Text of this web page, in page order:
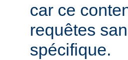
car ce
requêtes
spécifique.